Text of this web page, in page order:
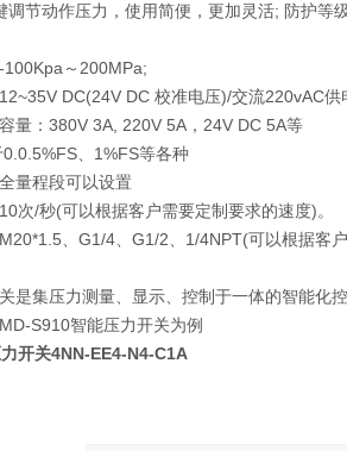
调节动作压力，使用简便，更加灵活; 防护等
～200MPa;
DC(24V DC 校准电压)/交流220vAC供
量：380V 3A, 220V 5A，24V DC 5A等
、1%FS等各种
量程段可以设置
次/秒(可以根据客户需要定制要求的速度)。
、G1/4、G1/2、1/4NPT(可以根据客
是集压力测量、显示、控制于一体的智能化
S910智能压力开关为例
开关4NN-EE4-N4-C1A